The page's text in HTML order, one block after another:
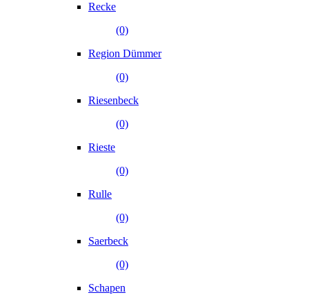
Recke
(0)
Region Dümmer
(0)
Riesenbeck
(0)
Rieste
(0)
Rulle
(0)
Saerbeck
(0)
Schapen